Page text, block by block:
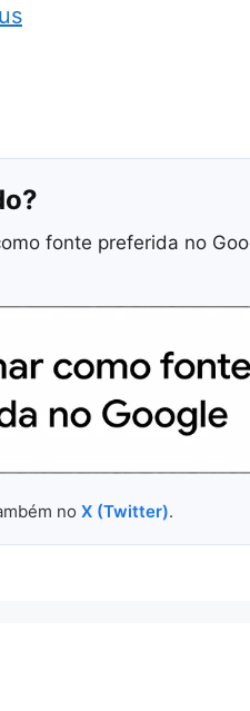
fonte preferida no
no X (Twitter).